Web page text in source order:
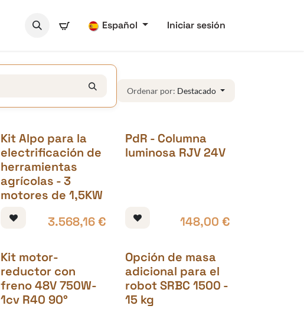
Español Iniciar sesión
Ordenar por: Destacado
Kit Alpo para la
electrificación de
herramientas
agrícolas - 3
motores de 1,5KW
3.568,16€
PdR - Columna
luminosa RJV 24V
148,00 €
Kit motor-
reductor con
freno 48V 750W-
1cv R40 90°
Opción de masa
adicional para el
robot SRBC 1500 -
15 kg